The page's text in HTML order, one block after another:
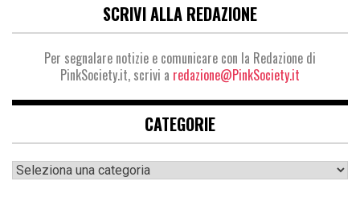
SCRIVI ALLA REDAZIONE
Per segnalare notizie e comunicare con la Redazione di
PinkSociety.it, scrivi a redazione@PinkSociety.it
CATEGORIE
Categorie